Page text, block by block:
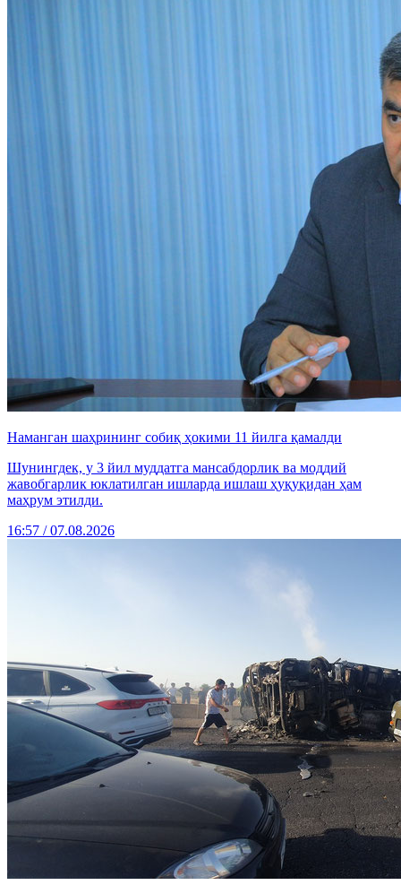
Наманган шаҳрининг собиқ ҳокими 11 йилга қамалди
Шунингдек, у 3 йил муддатга мансабдорлик ва моддий
жавобгарлик юклатилган ишларда ишлаш ҳуқуқидан ҳам
маҳрум этилди.
16:57 / 07.08.2026